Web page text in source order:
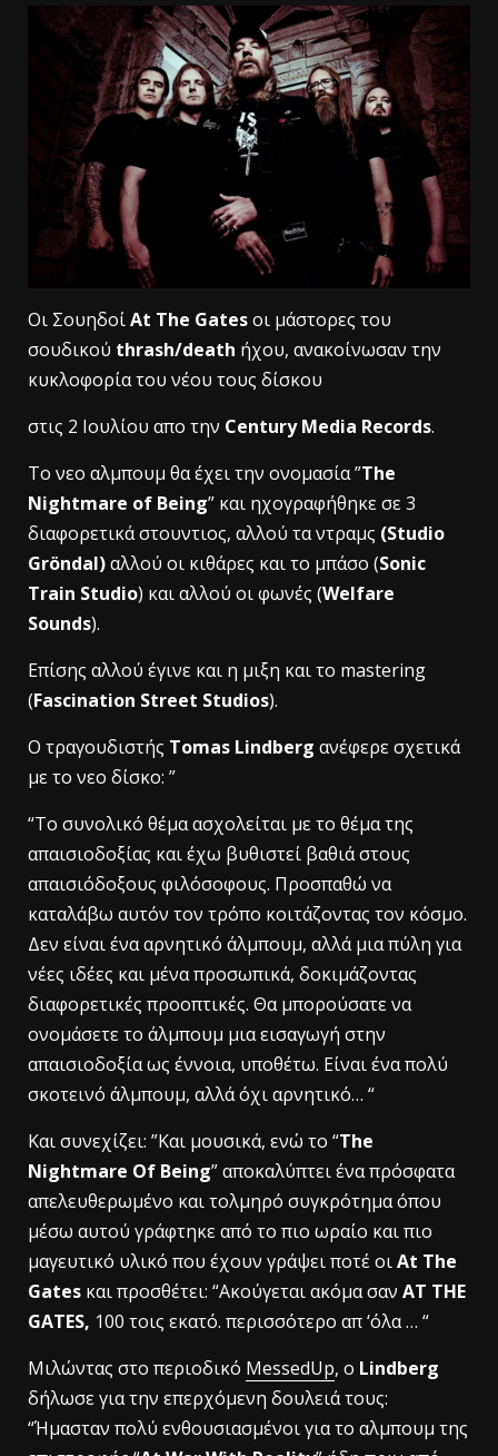
Οι ΣουηδοίAt The Gatesοι μάστορες του
σουδικού thrash/death ήχου, ανακοίνωσαν την
κυκλοφορία του νέου τους δίσκου
στις 2 Ιουλίου απο την Century Media Records.
To νεο αλμπουμ θα έχει την ονομασία ”The
Nightmare of Being” και ηχογραφήθηκε σε 3
διαφορετικά στουντιος, αλλού τα ντραμς (Studio
Gröndal)αλλού οι κιθάρες και το μπάσο (Sonic
Train Studio) και αλλού οι φωνές (Welfare
Sounds).
Επίσης αλλού έγινε και η μιξη και το mastering
(Fascination Street Studios).
Ο τραγουδιστής Tomas Lindberg ανέφερε σχετικά
με το νεο δίσκο: ”
“Το συνολικό θέμα ασχολείται με το θέμα της
απαισιοδοξίας και έχω βυθιστεί βαθιά στους
απαισιόδοξους φιλόσοφους. Προσπαθώ να
καταλάβω αυτόν τον τρόπο κοιτάζοντας τον κόσμο.
Δεν είναι ένα αρνητικό άλμπουμ, αλλά μια πύλη για
νέες ιδέες και μένα προσωπικά, δοκιμάζοντας
διαφορετικές προοπτικές. Θα μπορούσατε να
ονομάσετε το άλμπουμ μια εισαγωγή στην
απαισιοδοξία ως έννοια, υποθέτω. Είναι ένα πολύ
σκοτεινό άλμπουμ, αλλά όχι αρνητικό… “
Και συνεχίζει: ”Και μουσικά, ενώ το “The
Nightmare Of Being” αποκαλύπτει ένα πρόσφατα
απελευθερωμένο και τολμηρό συγκρότημα όπου
μέσω αυτού γράφτηκε από το πιο ωραίο και πιο
μαγευτικό υλικό που έχουν γράψει ποτέ οιAt The
Gates και προσθέτει: “Ακούγεται ακόμα σαν AT THE
GATES, 100 τοις εκατό. περισσότερο απ ‘όλα … “
Μιλώντας στο περιοδικό MessedUp, ο Lindberg
δήλωσε για την επερχόμενη δουλειά τους:
“Ήμασταν πολύ ενθουσιασμένοι για το αλμπουμ της